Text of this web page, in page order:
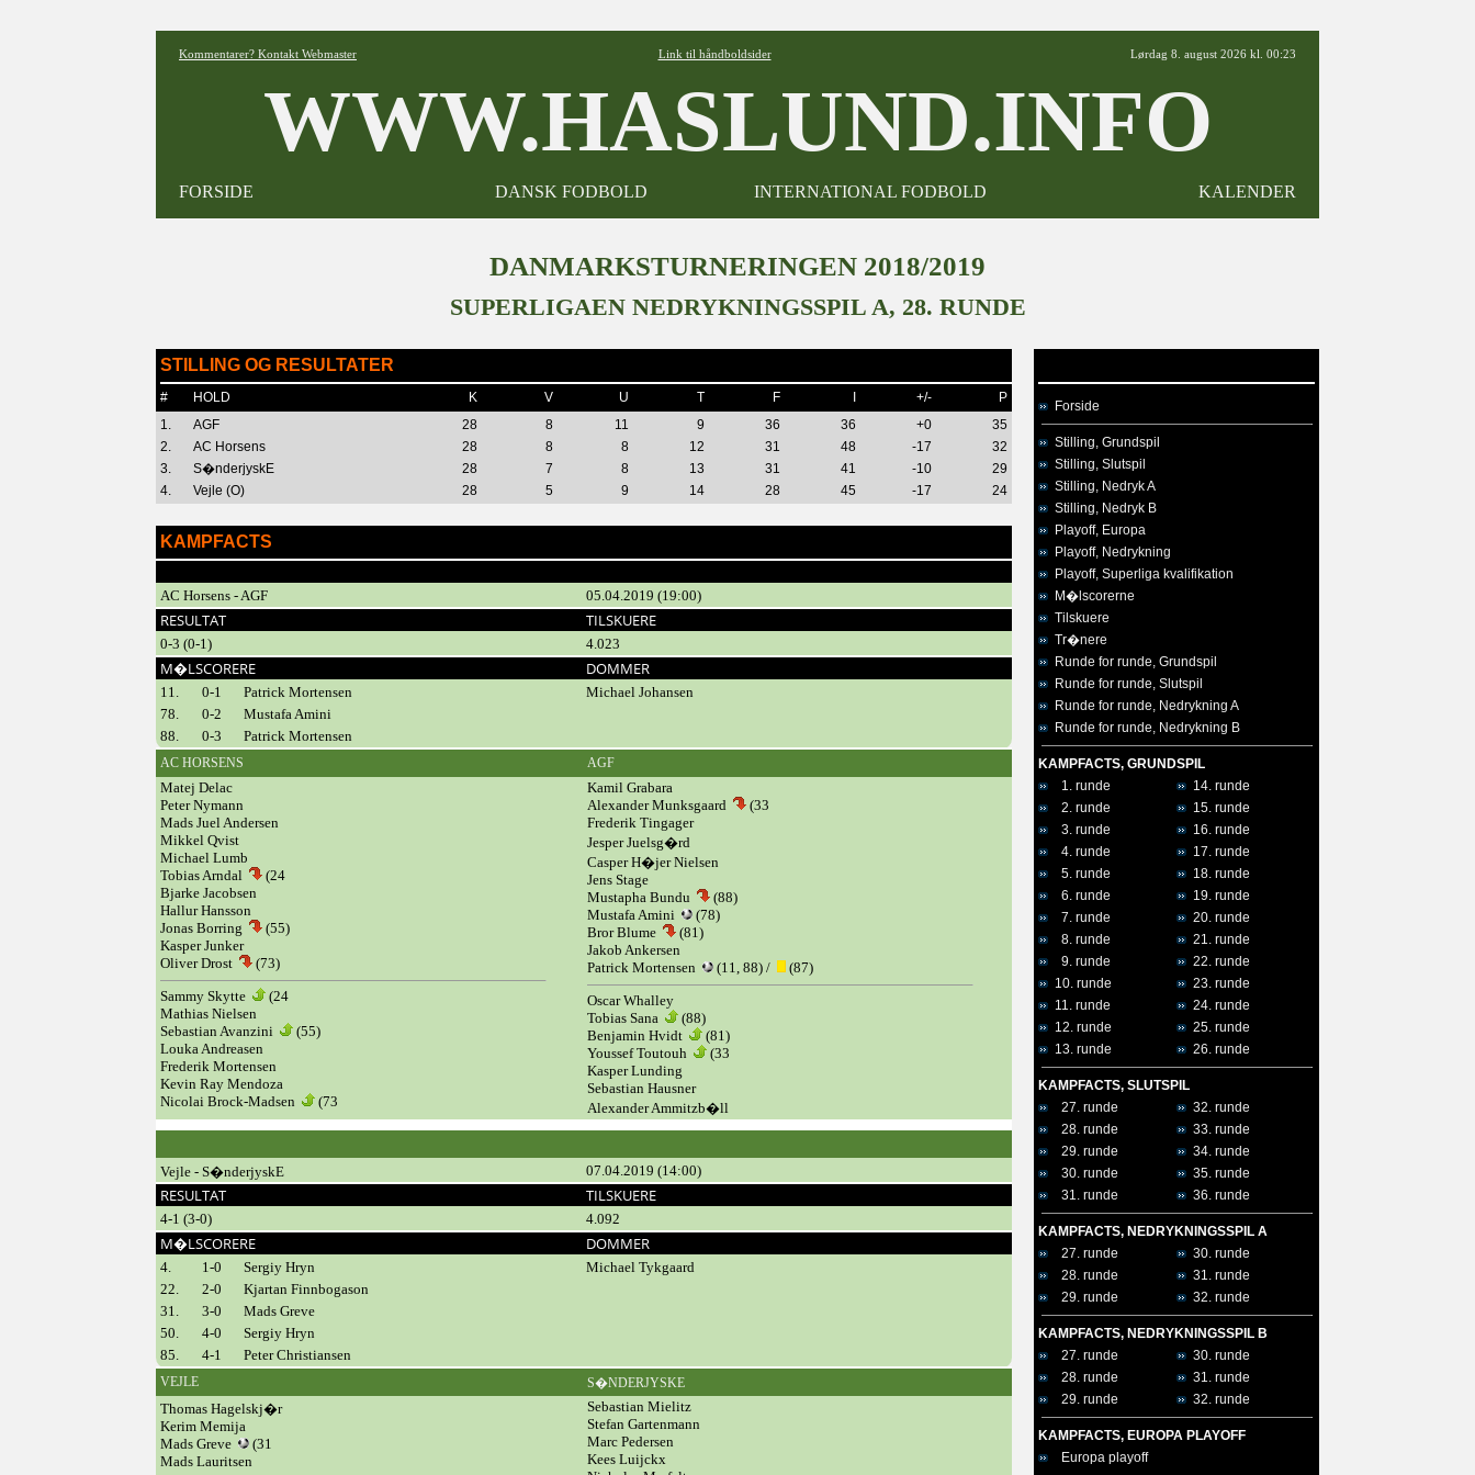
Kommentarer? Kontakt Webmaster Link til håndboldsider Lørdag 8. august 2026 kl. 00:23
WWW.HASLUND.INFO
FORSIDE DANSK FODBOLD INTERNATIONAL FODBOLD KALENDER
DANMARKSTURNERINGEN 2018/2019
SUPERLIGAEN NEDRYKNINGSSPIL A, 28. RUNDE
STILLING OG RESULTATER
# HOLD K V U T F +/-
P
1.
AGF 28 8 11 9 36 36 +0
35
2.
AC Horsens 28 8 8 12 31 48 -17
32
3.
S�nderjyskE 28 7 8 13 31 41 -10
29
4.
Vejle (O) 28 5 9 14 28 45 -17 24
KAMPFACTS
AC Horsens - AGF 05.04.2019 (19:00)
RESULTAT TILSKUERE
0-3 (0-1) 4.023
M�LSCORERE DOMMER
11. 0-1 Patrick Mortensen
Michael Johansen
78.
0-2
Mustafa Amini
88.
0-3 Patrick Mortensen
AC HORSENS AGF
Matej Delac
Peter Nymann
Mads Juel Andersen
Mikkel Qvist
Michael Lumb
Tobias Arndal
(24
Bjarke Jacobsen
Hallur Hansson
Jonas Borring
(55)
Kasper Junker
Oliver Drost
(73)
Sammy Skytte
(24
Mathias Nielsen
Sebastian Avanzini
(55)
Louka Andreasen
Frederik Mortensen
Kevin Ray Mendoza
Nicolai Brock-Madsen
(73
Kamil Grabara
Alexander Munksgaard
(33
Frederik Tingager
Jesper Juelsg�rd
Casper H�jer Nielsen
Jens Stage
Mustapha Bundu
(88)
Mustafa Amini
(78)
Bror Blume
(81)
Jakob Ankersen
Patrick Mortensen
(11, 88) /
(87)
Oscar Whalley
Tobias Sana
(88)
Benjamin Hvidt
(81)
Youssef Toutouh
(33
Kasper Lunding
Sebastian Hausner
Alexander Ammitzb�ll
Vejle - S�nderjyskE 07.04.2019 (14:00)
RESULTAT TILSKUERE
4-1 (3-0) 4.092
M�LSCORERE DOMMER
4. 1-0 Sergiy Hryn
Michael Tykgaard
22.
2-0
Kjartan Finnbogason
31.
3-0
Mads Greve
50.
4-0
Sergiy Hryn
85.
4-1 Peter Christiansen
VEJLE S�NDERJYSKE
Thomas Hagelskj�r
Kerim Memija
Mads Greve
(31
Mads Lauritsen
Sebastian Mielitz
Stefan Gartenmann
Marc Pedersen
Kees Luijckx
Forside
Stilling, Grundspil
Stilling, Slutspil
Stilling, Nedryk A
Stilling, Nedryk B
Playoff, Europa
Playoff, Nedrykning
Playoff, Superliga kvalifikation
M�lscorerne
Tilskuere
Tr�nere
Runde for runde, Grundspil
Runde for runde, Slutspil
Runde for runde, Nedrykning A
Runde for runde, Nedrykning B
KAMPFACTS, GRUNDSPIL
1. runde
14. runde
2. runde
15. runde
3. runde
16. runde
4. runde
17. runde
5. runde
18. runde
6. runde
19. runde
7. runde
20. runde
8. runde
21. runde
9. runde
22. runde
10. runde
23. runde
11. runde
24. runde
12. runde
25. runde
13. runde
26. runde
KAMPFACTS, SLUTSPIL
27. runde
32. runde
28. runde
33. runde
29. runde
34. runde
30. runde
35. runde
31. runde
36. runde
KAMPFACTS, NEDRYKNINGSSPIL A
27. runde
30. runde
28. runde
31. runde
29. runde
32. runde
KAMPFACTS, NEDRYKNINGSSPIL B
27. runde
30. runde
28. runde
31. runde
29. runde
32. runde
KAMPFACTS, EUROPA PLAYOFF
Europa playoff